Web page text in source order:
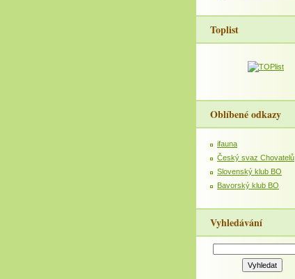
Toplist
Oblíbené odkazy
ifauna
Český svaz Chovatelů
Slovenský klub BO
Bavorský klub BO
Vyhledávání